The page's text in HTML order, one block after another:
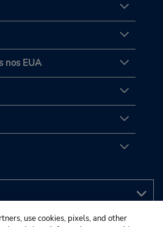
nos EUA
use cookies, pixels, and other